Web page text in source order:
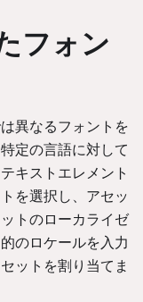
フォン
異なるフォントを
定の言語に対して
キストエレメント
を選択し、アセッ
トのローカライゼ
のロケールを入力
ットを割り当てま